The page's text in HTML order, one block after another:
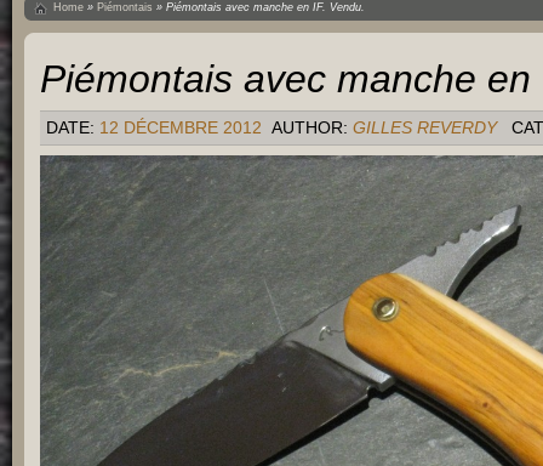
Home » Piémontais » Piémontais avec manche en IF. Vendu.
Piémontais avec manche en
DATE: 12 DÉCEMBRE 2012 AUTHOR: GILLES REVERDY